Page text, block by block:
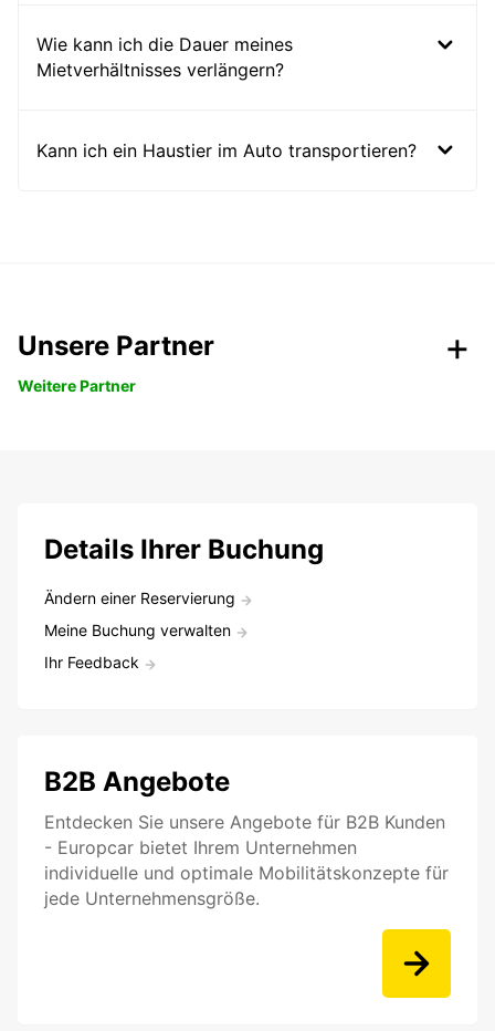
Wie kann ich die Dauer meines
Mietverhältnisses verlängern?
Kann ich ein Haustier im Auto transportieren?
Unsere Partner
Weitere Partner
Details Ihrer Buchung
Ändern einer Reservierung
Meine Buchung verwalten
Ihr Feedback
B2B Angebote
Entdecken Sie unsere Angebote für B2B Kunden
- Europcar bietet Ihrem Unternehmen
individuelle und optimale Mobilitätskonzepte für
jede Unternehmensgröße.